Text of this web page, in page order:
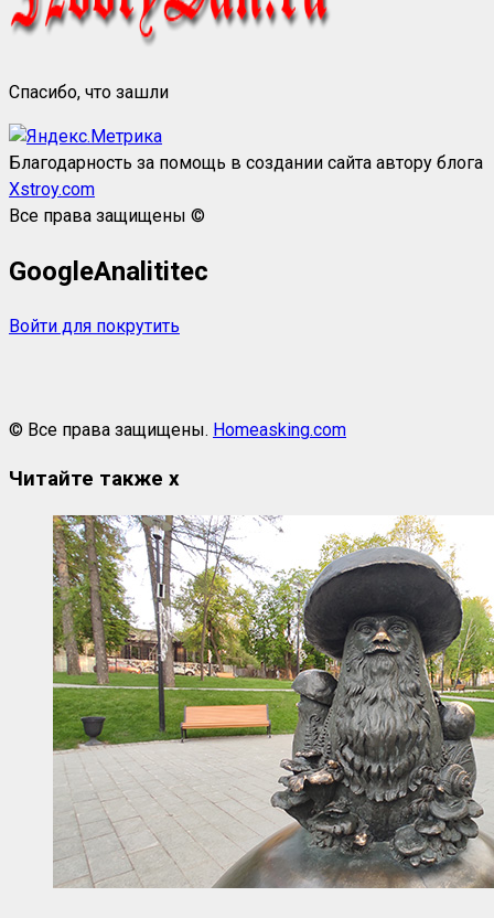
Спасибо, что зашли
Благодарность за помощь в создании сайта автору блога
Xstroy.com
Все права защищены ©
GoogleAnalititec
Войти для покрутить
© Все права защищены. Homeasking.com
Читайте также x